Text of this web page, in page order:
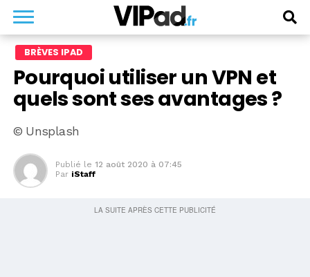
BRÈVES IPAD
Pourquoi utiliser un VPN et
quels sont ses avantages ?
© Unsplash
Publié le 12 août 2020 à 07:45
Par iStaff